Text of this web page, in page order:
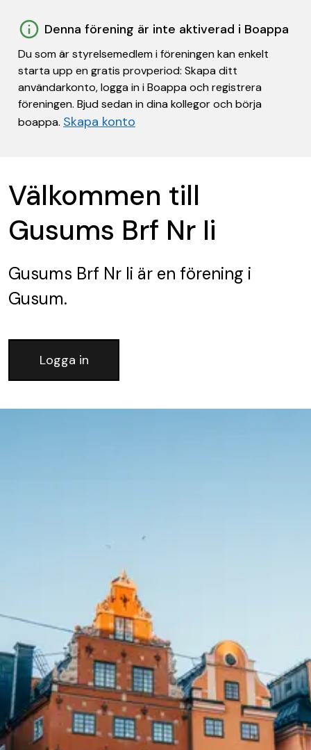
Denna förening är inte aktiverad i Boappa
Du som är styrelsemedlem i föreningen kan enkelt
starta upp en gratis provperiod: Skapa ditt
användarkonto, logga in i Boappa och registrera
föreningen. Bjud sedan in dina kollegor och börja
boappa. Skapa konto
Välkommen till
Gusums Brf Nr Ii
Gusums Brf Nr Ii är en förening i
Gusum.
Logga in